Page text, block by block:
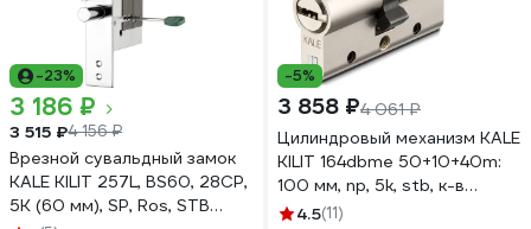
-23%
3 186 ₽
3 515 ₽4 156 ₽
Врезной сувальдный замок
KALE KILIT 257L, BS60, 28CP,
5K (60 мм), SP, Ros, STB
-5%
3 858 ₽4 061 ₽
Цилиндровый механизм KALE
KILIT 164dbme 50+10+40m:
100 мм, np, 5k, stb, к-в
164DBME0040
4.5(11)